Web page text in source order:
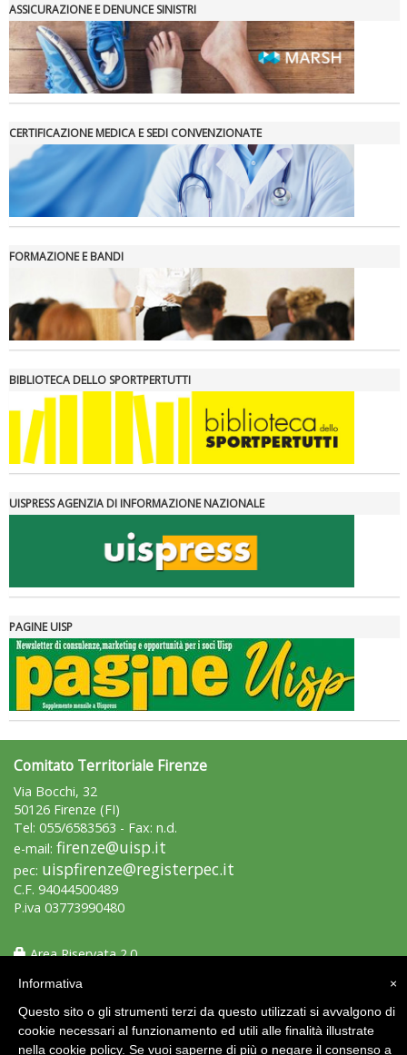
ASSICURAZIONE E DENUNCE SINISTRI
CERTIFICAZIONE MEDICA E SEDI CONVENZIONATE
FORMAZIONE E BANDI
BIBLIOTECA DELLO SPORTPERTUTTI
UISPRESS AGENZIA DI INFORMAZIONE NAZIONALE
PAGINE UISP
Comitato Territoriale Firenze
Via Bocchi, 32
50126 Firenze (FI)
Tel: 055/6583563 - Fax: n.d.
e-mail: firenze@uisp.it
pec: uispfirenze@registerpec.it
C.F. 94044500489
P.iva 03773990480
Area Riservata 2.0
×
Informativa
Questo sito o gli strumenti terzi da questo utilizzati si avvalgono di
cookie necessari al funzionamento ed utili alle finalità illustrate
nella cookie policy. Se vuoi saperne di più o negare il consenso a